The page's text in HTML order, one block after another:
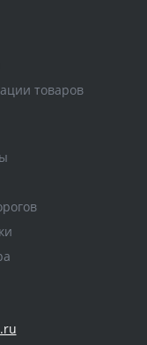
товаров